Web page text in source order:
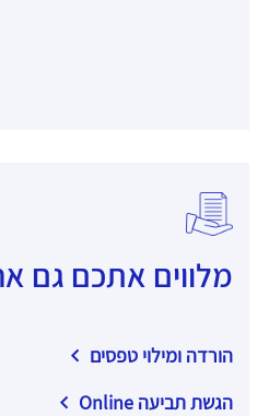
מלווים אתכם גם
הורדה ומילוי טפסים
הגשת תביעה Online